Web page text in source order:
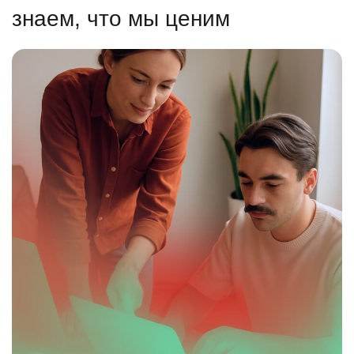
знаем, что мы ценим